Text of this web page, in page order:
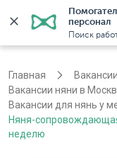
персонал
Поиск
Главная
Вакансии няни в
Вакансии для нянь у
Няня-
неделю